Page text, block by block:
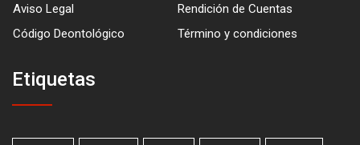
Aviso Legal
Rendición de Cuentas
Código Deontológico
Término y condiciones
Etiquetas